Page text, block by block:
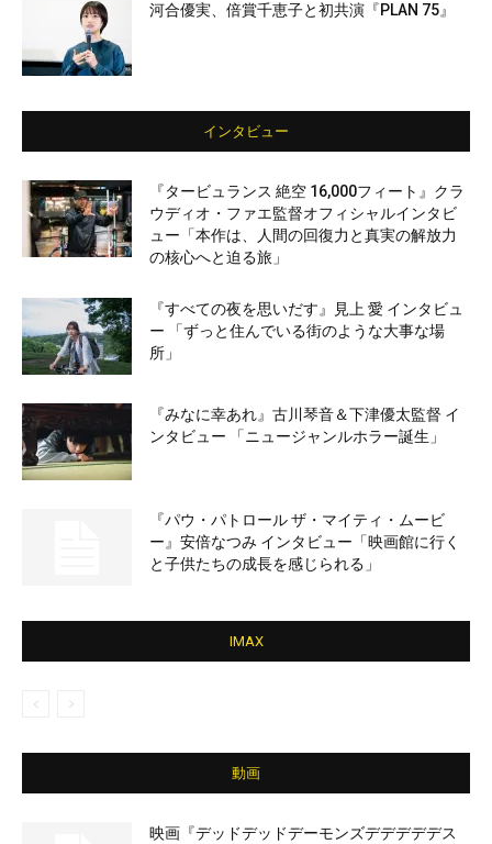
河合優実、倍賞千恵子と初共演『PLAN 75』
インタビュー
『タービュランス 絶空 16,000フィート』クラ
ウディオ・ファエ監督オフィシャルインタビ
ュー「本作は、人間の回復力と真実の解放力
の核心へと迫る旅」
『すべての夜を思いだす』見上 愛 インタビュ
ー 「ずっと住んでいる街のような大事な場
所」
『みなに幸あれ』古川琴音＆下津優太監督 イ
ンタビュー 「ニュージャンルホラー誕生」
『パウ・パトロール ザ・マイティ・ムービ
ー』安倍なつみ インタビュー「映画館に行く
と子供たちの成長を感じられる」
IMAX
動画
映画『デッドデッドデーモンズデデデデデス